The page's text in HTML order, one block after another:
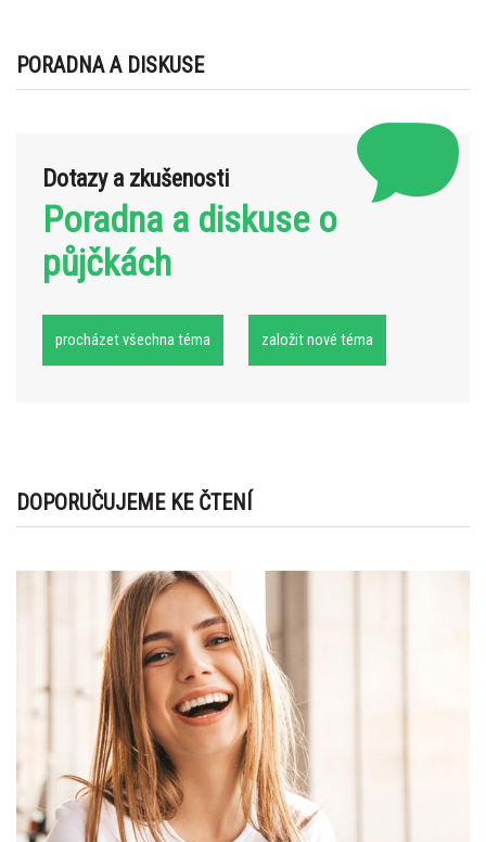
PORADNA A DISKUSE
Dotazy a zkušenosti
Poradna a diskuse o
půjčkách
procházet všechna téma založit nové téma
DOPORUČUJEME KE ČTENÍ